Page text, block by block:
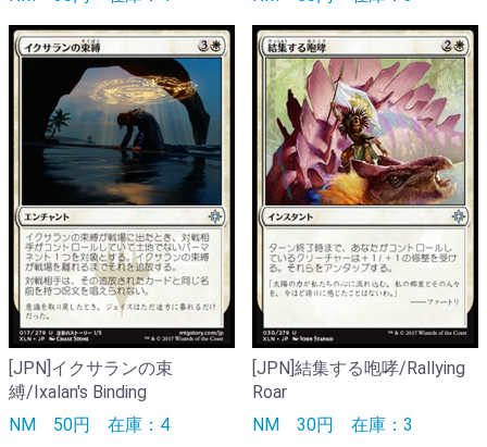
[JPN]イクサランの束
縛/Ixalan's Binding
NM 50円 在庫：4
[JPN]結集する咆哮/Rallying
Roar
NM 30円 在庫：3